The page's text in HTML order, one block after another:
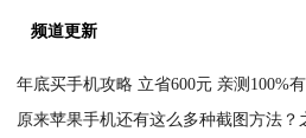
频道更新
年底买手机攻略 立省600元 亲测100%有
原来苹果手机还有这么多种截图方法？